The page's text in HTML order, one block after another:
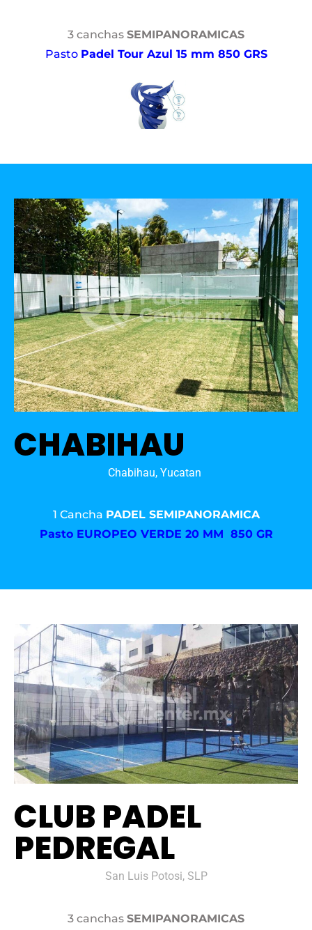
3 canchas SEMIPANORAMICAS
Pasto Padel Tour Azul 15 mm 850 GRS
CHABIHAU
Chabihau, Yucatan
1 Cancha PADEL SEMIPANORAMICA
Pasto EUROPEO VERDE 20 MM 850 GR
CLUB PADEL
PEDREGAL
San Luis Potosi, SLP
3 canchas SEMIPANORAMICAS